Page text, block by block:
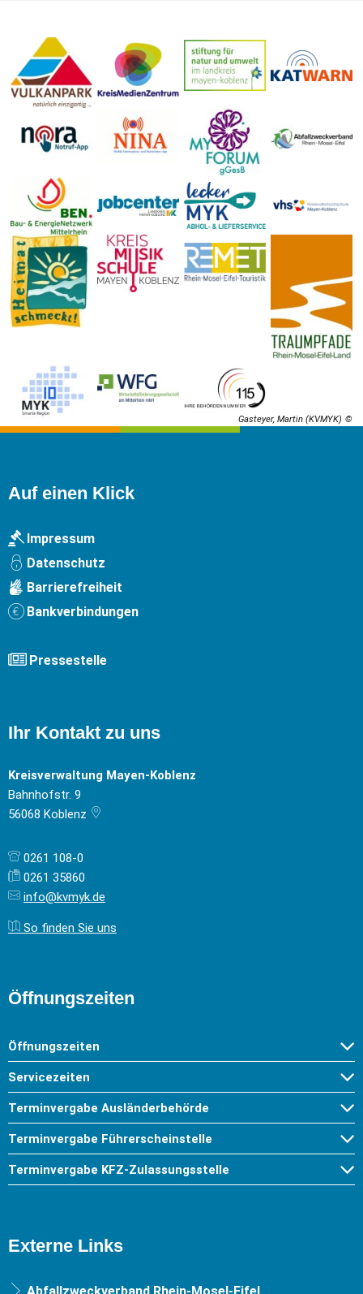
Gasteyer, Martin (KVMYK)
Auf einen Klick
Impressum
Datenschutz
Barrierefreiheit
Bankverbindungen
Pressestelle
Ihr Kontakt zu uns
Kreisverwaltung Mayen-Koblenz
Bahnhofstr. 9
56068 Koblenz
0261 108-0
0261 35860
info@kvmyk.de
So finden Sie uns
Öffnungszeiten
Öffnungszeiten
Servicezeiten
Terminvergabe Ausländerbehörde
Terminvergabe Führerscheinstelle
Terminvergabe KFZ-Zulassungsstelle
Externe Links